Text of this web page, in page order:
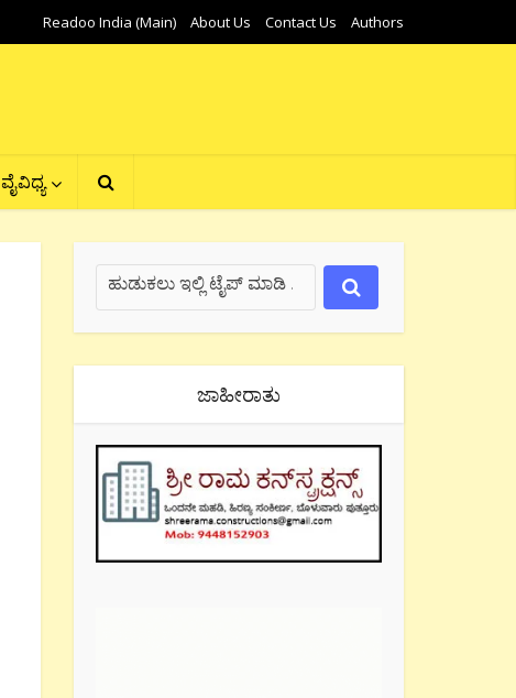
Readoo India (Main) About Us Contact Us Authors
ವೈವಿಧ್ಯ
ಜಾಹೀರಾತು